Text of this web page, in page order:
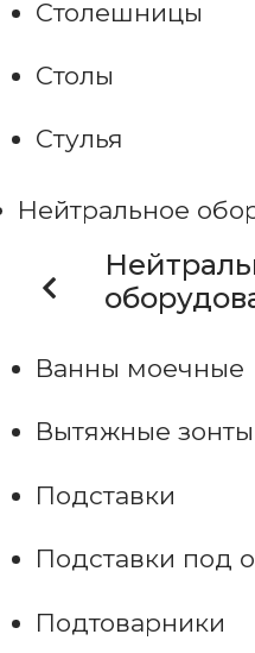
Столешницы
Столы
Стулья
Нейтральное
Ванны моечные
Вытяжные зонты
Подставки
Подставки под
Подтоварники